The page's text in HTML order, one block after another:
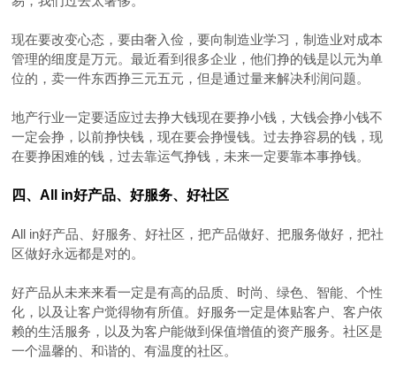
现在要改变心态，要由奢入俭，要向制造业学习，制造业对成本
管理的细度是万元。最近看到很多企业，他们挣的钱是以元为单
位的，卖一件东西挣三元五元，但是通过量来解决利润问题。
地产行业一定要适应过去挣大钱现在要挣小钱，大钱会挣小钱不
一定会挣，以前挣快钱，现在要会挣慢钱。过去挣容易的钱，现
在要挣困难的钱，过去靠运气挣钱，未来一定要靠本事挣钱。
四、All in好产品、好服务、好社区
All in好产品、好服务、好社区，把产品做好、把服务做好，把社
区做好永远都是对的。
好产品从未来来看一定是有高的品质、时尚、绿色、智能、个性
化，以及让客户觉得物有所值。好服务一定是体贴客户、客户依
赖的生活服务，以及为客户能做到保值增值的资产服务。社区是
一个温馨的、和谐的、有温度的社区。